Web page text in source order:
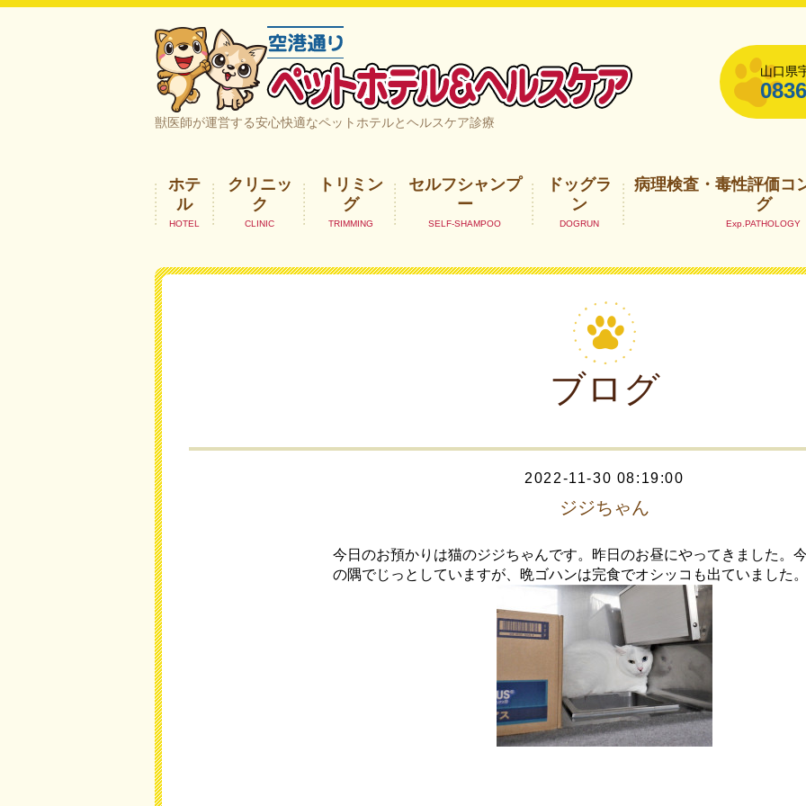
空港通りペットホテル＆ヘルスケア｜山口県宇部市
獣医師が運営する安心快適なペットホテルとヘルスケア診療
山口県
ホテ
ル
クリニッ
ク
トリミン
グ
セルフシャンプ
ー
ドッグラ
ン
病理検査・毒性評価コ
グ
ブログ
2022-11-30 08:19:00
ジジちゃん
今日のお預かりは猫のジジちゃんです。昨日のお昼にやってきました。
の隅でじっとしていますが、晩ゴハンは完食でオシッコも出ていました。